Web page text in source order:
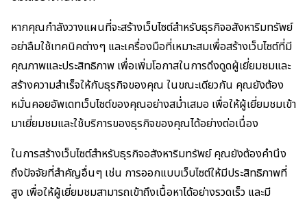
หากคุณกำลังวางแผนที่จะสร้างเว็บไซต์สำหรับธุรกิจอสังหาริมทรัพย์
อย่าลืมใช้เทคนิคต่างๆ และเครื่องมือที่เหมาะสมเพื่อสร้างเว็บไซต์ที่มี
คุณภาพและประสิทธิภาพ เพื่อเพิ่มโอกาสในการดึงดูดผู้เยี่ยมชมและ
สร้างความสำเร็จให้กับธุรกิจของคุณ ในขณะเดียวกัน คุณยังต้อง
หมั่นคอยอัพเดทเว็บไซต์ของคุณอย่างสม่ำเสมอ เพื่อให้ผู้เยี่ยมชมเข้า
มาเยี่ยมชมและใช้บริการของธุรกิจของคุณได้อย่างต่อเนื่อง
ในการสร้างเว็บไซต์สำหรับธุรกิจอสังหาริมทรัพย์ คุณยังต้องคำนึง
ถึงปัจจัยที่สำคัญอื่นๆ เช่น การออกแบบเว็บไซต์ให้มีประสิทธิภาพที่
สูง เพื่อให้ผู้เยี่ยมชมสามารถเข้าถึงเนื้อหาได้อย่างรวดเร็ว และมี